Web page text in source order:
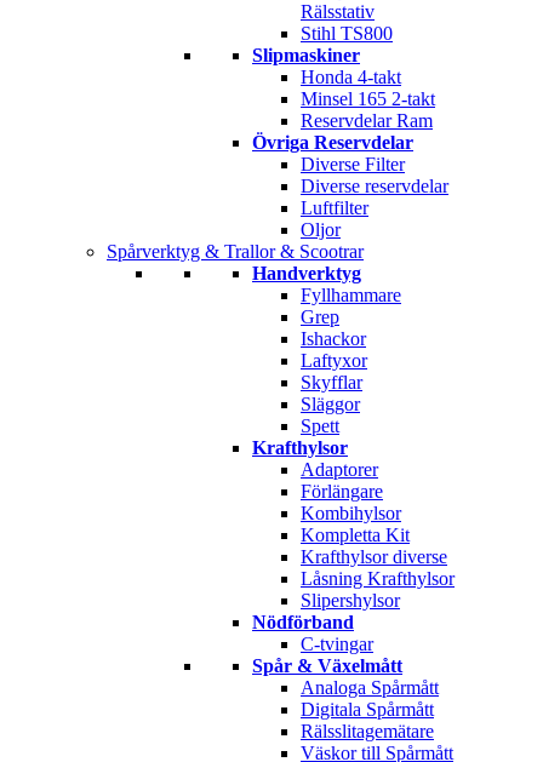
Rälsstativ
Stihl TS800
Slipmaskiner
Honda 4-takt
Minsel 165 2-takt
Reservdelar Ram
Övriga Reservdelar
Diverse Filter
Diverse reservdelar
Luftfilter
Oljor
Spårverktyg & Trallor & Scootrar
Handverktyg
Fyllhammare
Grep
Ishackor
Laftyxor
Skyfflar
Släggor
Spett
Krafthylsor
Adaptorer
Förlängare
Kombihylsor
Kompletta Kit
Krafthylsor diverse
Låsning Krafthylsor
Slipershylsor
Nödförband
C-tvingar
Spår & Växelmått
Analoga Spårmått
Digitala Spårmått
Rälsslitagemätare
Väskor till Spårmått